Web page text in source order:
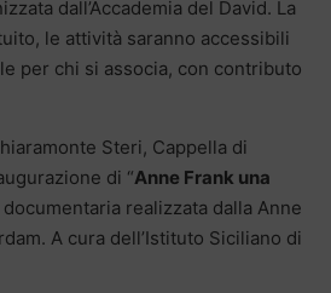
dall’Accademia del David. La
le attività saranno accessibili
per chi si associa, con contributo
Steri, Cappella di
di “Anne Frank una
realizzata dalla Anne
A cura dell’Istituto Siciliano di